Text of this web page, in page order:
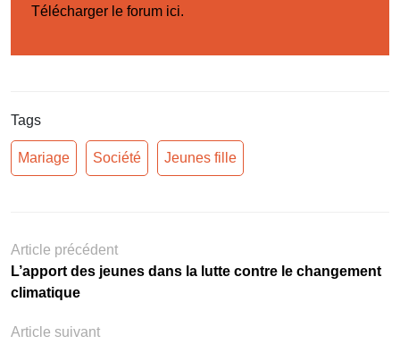
Télécharger le forum ici.
Tags
Mariage Société Jeunes fille
Article précédent
L’apport des jeunes dans la lutte contre le changement
climatique
Article suivant